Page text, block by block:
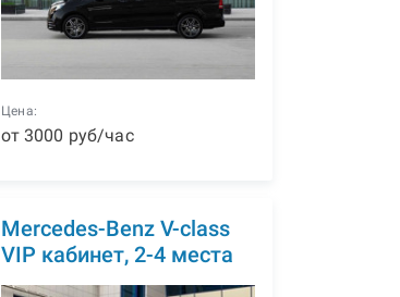
Цена:
от 3000 руб/час
Mercedes-Benz V-class
VIP кабинет, 2-4 места